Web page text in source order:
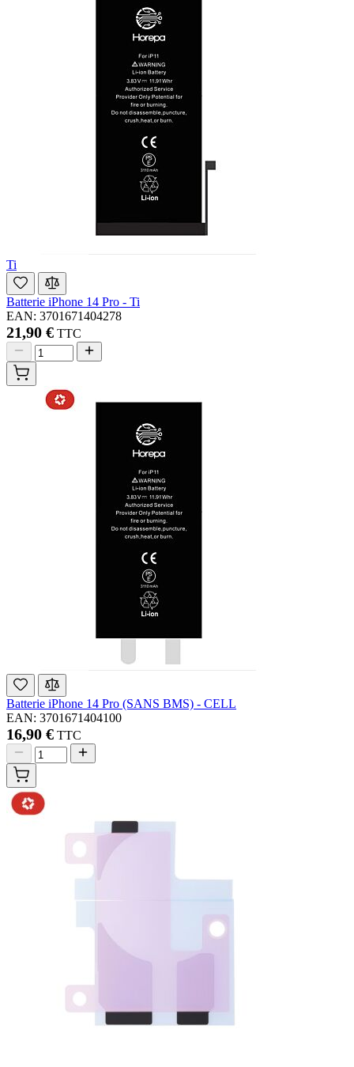
Ti
Batterie iPhone 14 Pro - Ti
EAN: 3701671404278
21,90 € TTC
Batterie iPhone 14 Pro (SANS BMS) - CELL
EAN: 3701671404100
16,90 € TTC